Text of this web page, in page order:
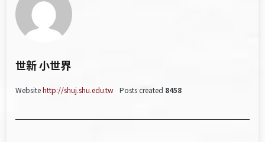
世新 小世界
Websitehttp://shuj.shu.edu.tw Posts created 8458